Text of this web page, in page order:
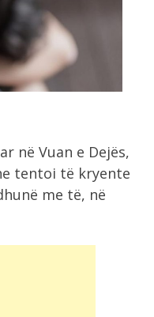
në Vuan e Dejës,
tentoi të kryente
me të, në